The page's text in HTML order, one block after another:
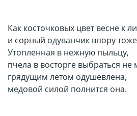
Как косточковых цвет весне к
и сорный одуванчик впору
Утопленная в нежную пыльцу,
пчела в восторге выбраться не
грядущим летом одушевлена,
медовой силой полнится она.